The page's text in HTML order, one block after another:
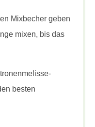
Mixbecher geben
mixen, bis das
besten